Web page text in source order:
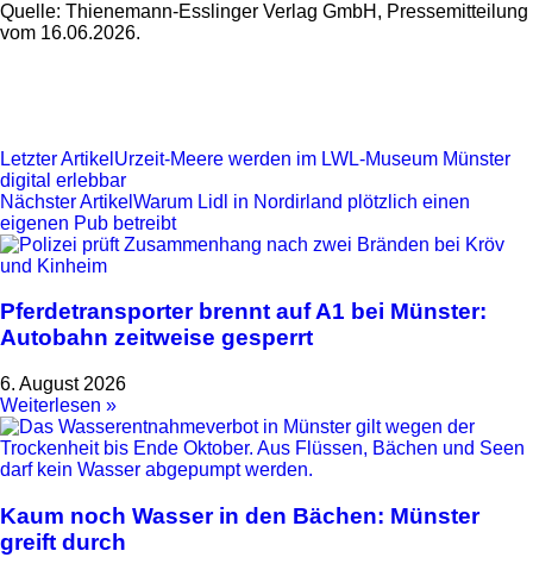
Quelle: Thienemann-Esslinger Verlag GmbH, Pressemitteilung
vom 16.06.2026.
Letzter Artikel Urzeit-Meere werden im LWL-Museum Münster
digital erlebbar
Nächster Artikel Warum Lidl in Nordirland plötzlich einen
eigenen Pub betreibt
Pferdetransporter brennt auf A1 bei Münster:
Autobahn zeitweise gesperrt
6. August 2026
Weiterlesen »
Kaum noch Wasser in den Bächen: Münster
greift durch